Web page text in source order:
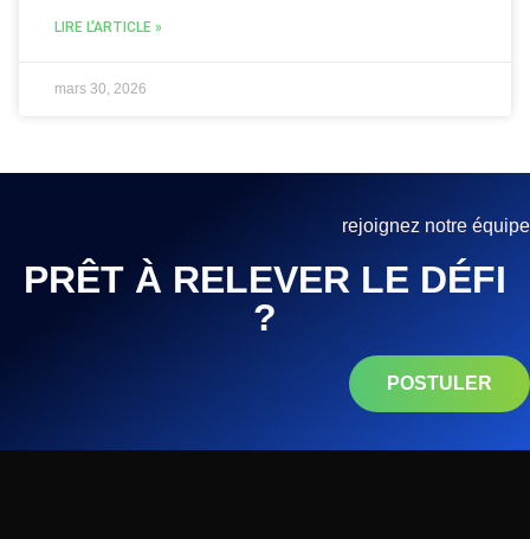
LIRE L'ARTICLE »
mars 30, 2026
rejoignez notre équipe
PRÊT À RELEVER LE DÉFI
?
POSTULER